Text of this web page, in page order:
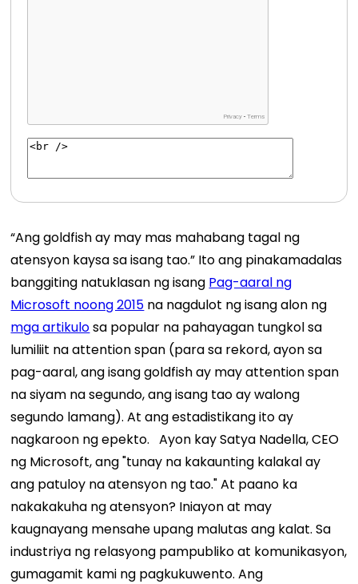
“Ang goldfish ay may mas mahabang tagal ng
atensyon kaysa sa isang tao.” Ito ang pinakamadalas
banggiting natuklasan ng isang Pag-aaral ng
Microsoft noong 2015 na nagdulot ng isang alon ng
mga artikulosa popular na pahayagan tungkol sa
lumiliit na attention span (para sa rekord, ayon sa
pag-aaral, ang isang goldfish ay may attention span
na siyam na segundo, ang isang tao ay walong
segundo lamang). At ang estadistikang ito ay
nagkaroon ng epekto. Ayon kay Satya Nadella, CEO
ng Microsoft, ang "tunay na kakaunting kalakal ay
ang patuloy na atensyon ng tao." At paano ka
nakakakuha ng atensyon? Iniayon at may
kaugnayang mensahe upang malutas ang kalat. Sa
industriya ng relasyong pampubliko at komunikasyon,
gumagamit kami ng pagkukuwento. Ang